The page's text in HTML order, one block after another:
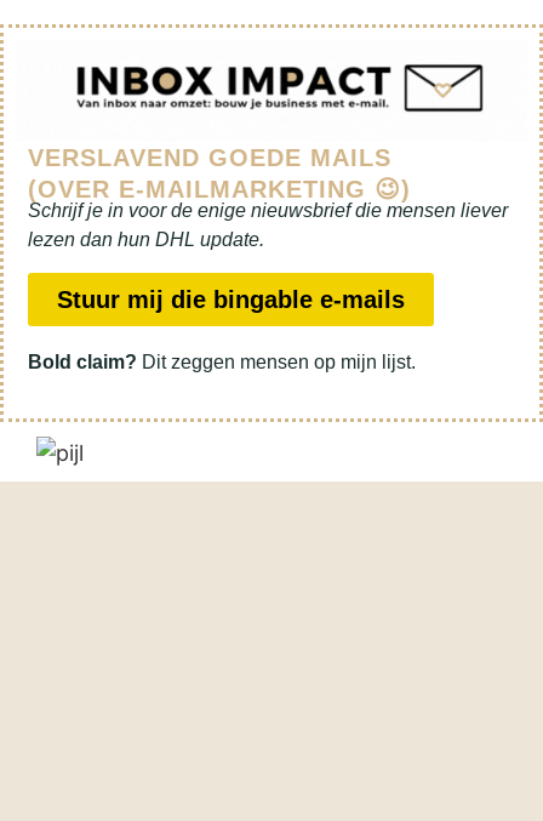
VERSLAVEND GOEDE MAILS
(OVER E-MAILMARKETING 😉)
Schrijf je in voor de enige nieuwsbrief die mensen liever
lezen dan hun DHL update.
Stuur mij die bingable e-mails
Bold claim? Dit zeggen mensen op mijn lijst.